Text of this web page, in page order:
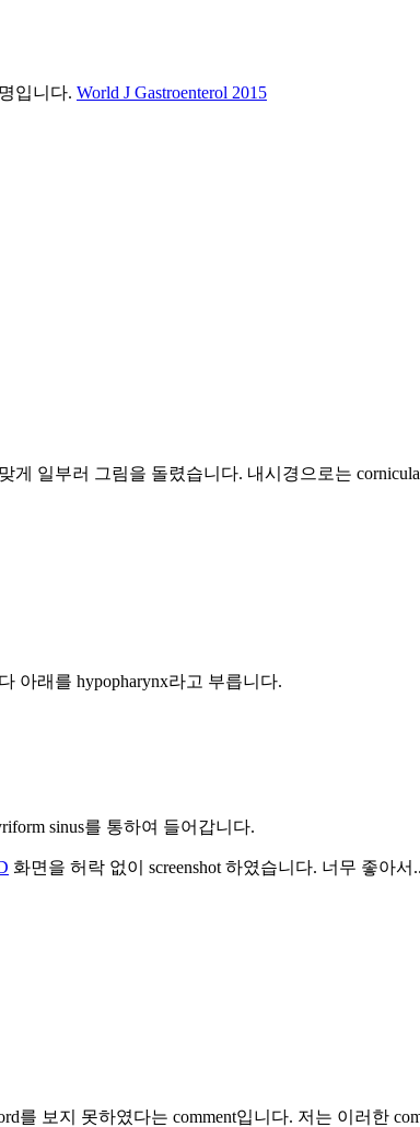
입니다. World J Gastroenterol 2015
게 일부러 그림을 돌렸습니다. 내시경으로는
아래를 hypopharynx라고 부릅니다.
sinus를 통하여 들어갑니다.
화면을 허락 없이 screenshot 하였습니다. 너무 좋아서
를 보지 못하였다는 comment입니다. 저는 이러한